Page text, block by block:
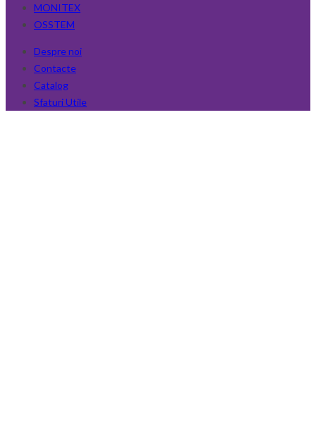
MONITEX
OSSTEM
Despre noi
Contacte
Catalog
Sfaturi Utile